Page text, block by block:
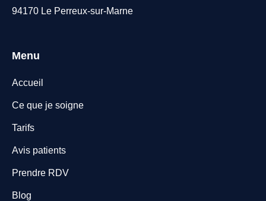
94170 Le Perreux-sur-Marne
Menu
Accueil
Ce que je soigne
Tarifs
Avis patients
Prendre RDV
Blog